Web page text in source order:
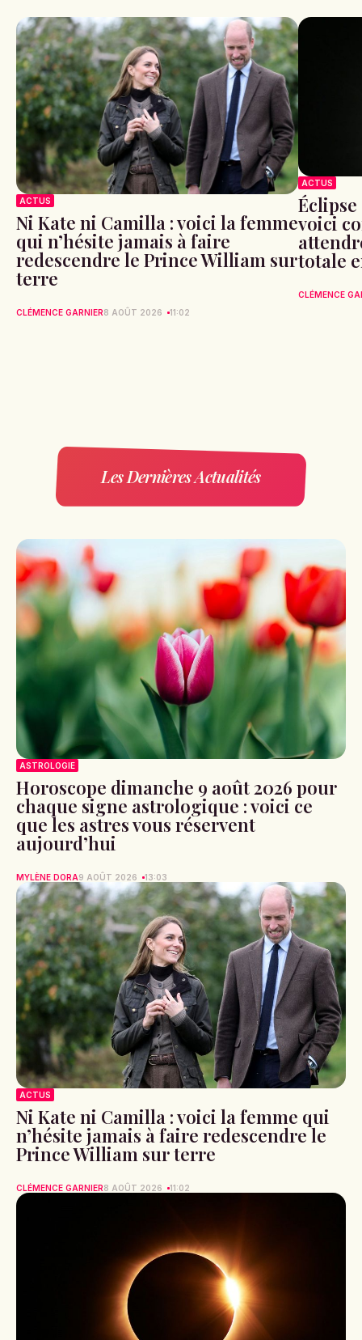
ACTUS
Ni Kate ni Camilla : voici la femme
qui n’hésite jamais à faire
redescendre le Prince William sur
terre
CLÉMENCE GARNIER8 AOÛT 2026 11:02
ACTUS
Éclipse
voici
totale
CLÉMENCE
Les Dernières Actualités
ASTROLOGIE
Horoscope dimanche 9 août 2026 pour
chaque signe astrologique : voici ce
que les astres vous réservent
aujourd’hui
MYLÈNE DORA9 AOÛT 2026 13:03
ACTUS
Ni Kate ni Camilla : voici la femme qui
n’hésite jamais à faire redescendre le
Prince William sur terre
CLÉMENCE GARNIER8 AOÛT 2026 11:02